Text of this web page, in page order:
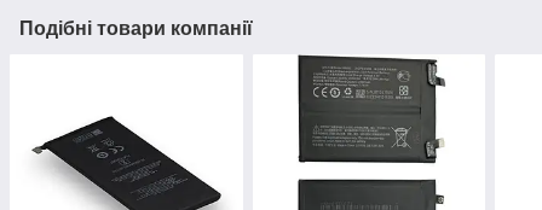
Подібні товари компанії